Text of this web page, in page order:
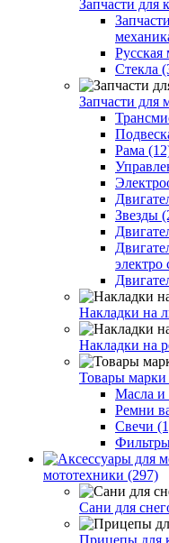
Запчасти для
Русская
Стекла
Запчасти для
Рама
Звезды
электро
Накладки на
Накладки на
Товары
Масла и
Ремни
Свечи
мототехники (297)
Сани для
Прицепы для